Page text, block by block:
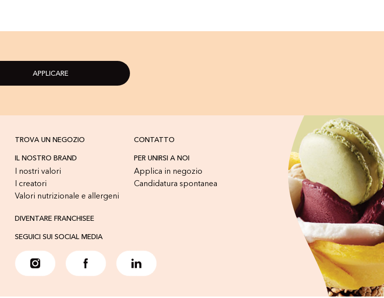
APPLICARE
TROVA UN NEGOZIO CONTATTO
IL NOSTRO BRAND
I nostri valori
I creatori
Valori nutrizionale e allergeni
PER UNIRSI A NOI
Applica in negozio
Candidatura spontanea
DIVENTARE FRANCHISEE
SEGUICI SUI SOCIAL MEDIA